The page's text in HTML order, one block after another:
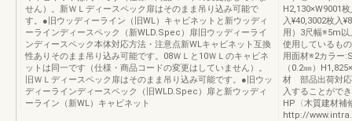
せん）。新ＷＬディースペック扉はそのまま吊り込み可能で
す。●旧ウッディーライン（旧WL）キャビネットと新ウッディ
ーラインディースペック（新WLD.Spec）扉旧ウッディーライ
ンディースペック本体対応方法・注意点新WLキャビネット互換
性ありそのまま吊り込み可能です。08ＷＬと10ＷＬのキャビネ
ットは同一です（仕様・商品コードの変更はしていません）。
旧ＷＬディースペック扉はそのまま吊り込み可能です。●旧ウッ
ディーラインディースペック（旧WLD.Spec）扉と新ウッディ
ーライン（新WL）キャビネット
H2,130×W9001
入¥40,3002枚入
用）3尺幅※5m
使用しているも
用面材※2カラー
（0.2㎜）
材 部品出荷対応
入することがで
HP〈木質建材
http://